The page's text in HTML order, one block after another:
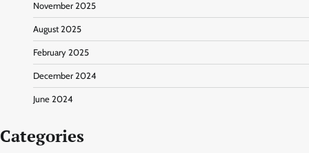
November 2025
August 2025
February 2025
December 2024
June 2024
Categories